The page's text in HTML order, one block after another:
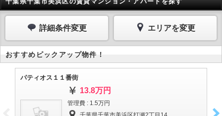
詳細条件変更 エリアを変更
おすすめピックアップ物件！
パティオス１１番街
13.8万円
管理費 : 1.5万円